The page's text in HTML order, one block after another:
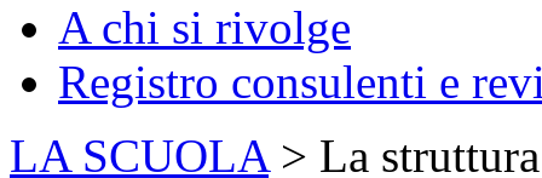
A chi si rivolge
Registro consulenti e
LA SCUOLA> La struttura